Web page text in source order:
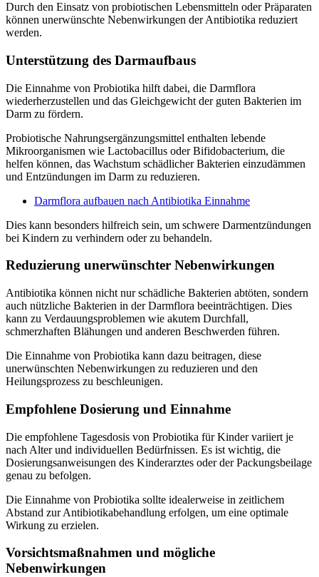
Durch den Einsatz von probiotischen Lebensmitteln oder Präparaten
können unerwünschte Nebenwirkungen der Antibiotika reduziert
werden.
Unterstützung des Darmaufbaus
Die Einnahme von Probiotika hilft dabei, die Darmflora
wiederherzustellen und das Gleichgewicht der guten Bakterien im
Darm zu fördern.
Probiotische Nahrungsergänzungsmittel enthalten lebende
Mikroorganismen wie Lactobacillus oder Bifidobacterium, die
helfen können, das Wachstum schädlicher Bakterien einzudämmen
und Entzündungen im Darm zu reduzieren.
Darmflora aufbauen nach Antibiotika Einnahme
Dies kann besonders hilfreich sein, um schwere Darmentzündungen
bei Kindern zu verhindern oder zu behandeln.
Reduzierung unerwünschter Nebenwirkungen
Antibiotika können nicht nur schädliche Bakterien abtöten, sondern
auch nützliche Bakterien in der Darmflora beeinträchtigen. Dies
kann zu Verdauungsproblemen wie akutem Durchfall,
schmerzhaften Blähungen und anderen Beschwerden führen.
Die Einnahme von Probiotika kann dazu beitragen, diese
unerwünschten Nebenwirkungen zu reduzieren und den
Heilungsprozess zu beschleunigen.
Empfohlene Dosierung und Einnahme
Die empfohlene Tagesdosis von Probiotika für Kinder variiert je
nach Alter und individuellen Bedürfnissen. Es ist wichtig, die
Dosierungsanweisungen des Kinderarztes oder der Packungsbeilage
genau zu befolgen.
Die Einnahme von Probiotika sollte idealerweise in zeitlichem
Abstand zur Antibiotikabehandlung erfolgen, um eine optimale
Wirkung zu erzielen.
Vorsichtsmaßnahmen und mögliche
Nebenwirkungen